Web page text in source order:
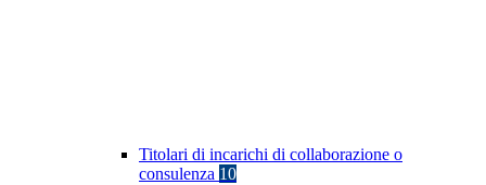
Titolari di incarichi di collaborazione o
consulenza 10